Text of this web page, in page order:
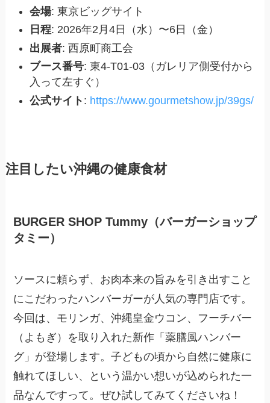
会場: 東京ビッグサイト
日程: 2026年2月4日（水）〜6日（金）
出展者: 西原町商工会
ブース番号: 東4-T01-03（ガレリア側受付から
入って左すぐ）
公式サイト : https://www.gourmetshow.jp/39gs/
注目したい沖縄の健康食材
BURGER SHOP Tummy（バーガーショップ
タミー）
ソースに頼らず、お肉本来の旨みを引き出すこと
にこだわったハンバーガーが人気の専門店です。
今回は、モリンガ、沖縄皇金ウコン、フーチバー
（よもぎ）を取り入れた新作「薬膳風ハンバー
グ」が登場します。子どもの頃から自然に健康に
触れてほしい、という温かい想いが込められた一
品なんですって。ぜひ試してみてくださいね！